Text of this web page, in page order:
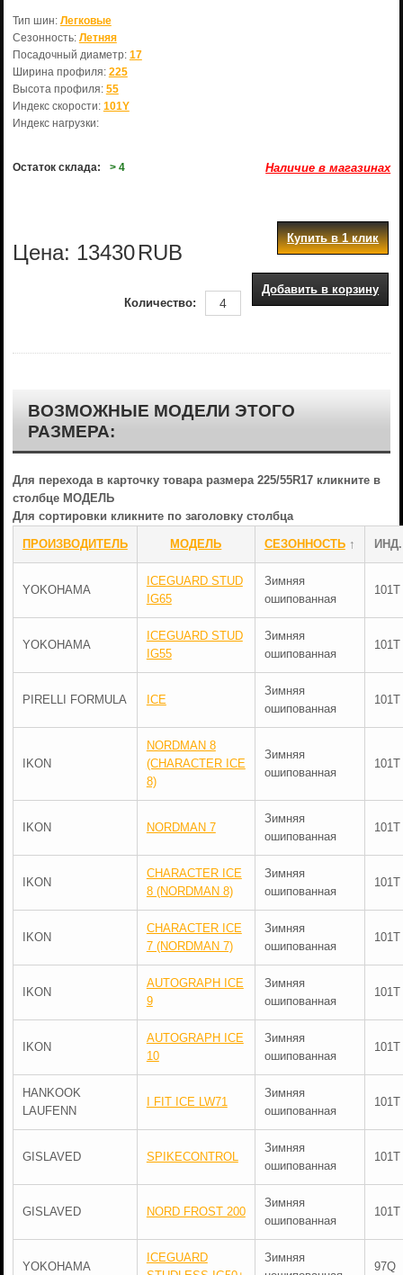
Тип шин: Легковые
Сезонность: Летняя
Посадочный диаметр: 17
Ширина профиля: 225
Высота профиля: 55
Индекс скорости: 101Y
Индекс нагрузки:
Остаток склада: > 4 Наличие в магазинах
Цена: 13430RUB
Купить в 1 клик
Добавить в корзину
Количество:
ВОЗМОЖНЫЕ МОДЕЛИ ЭТОГО
РАЗМЕРА:
Для перехода в карточку товара размера 225/55R17 кликните в
столбце МОДЕЛЬ
Для сортировки кликните по заголовку столбца
ПРОИЗВОДИТЕЛЬ МОДЕЛЬ СЕЗОННОСТЬ↑
YOKOHAMA
ICEGUARD STUD
IG65
Зимняя
ошипованная
101T
YOKOHAMA
ICEGUARD STUD
IG55
Зимняя
ошипованная
101T
PIRELLI FORMULA ICE
Зимняя
ошипованная
101T
IKON
NORDMAN 8
(CHARACTER ICE
8)
Зимняя
ошипованная
101T
IKON NORDMAN 7
Зимняя
ошипованная
101T
IKON
CHARACTER ICE
8 (NORDMAN 8)
Зимняя
ошипованная
101T
IKON
CHARACTER ICE
7 (NORDMAN 7)
Зимняя
ошипованная
101T
IKON
AUTOGRAPH ICE
9
Зимняя
ошипованная
101T
IKON
AUTOGRAPH ICE
10
Зимняя
ошипованная
101T
HANKOOK
LAUFENN
I FIT ICE LW71
Зимняя
ошипованная
101T
GISLAVED SPIKECONTROL
Зимняя
ошипованная
101T
GISLAVED NORD FROST 200
Зимняя
ошипованная
101T
YOKOHAMA
ICEGUARD
Зимняя
97Q